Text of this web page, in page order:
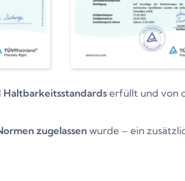
erfüllt und von
zugelassenwurde – ein